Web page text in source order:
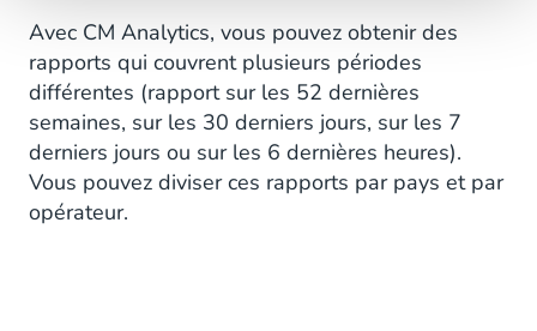
Avec CM Analytics, vous pouvez obtenir des
rapports qui couvrent plusieurs périodes
différentes (rapport sur les 52 dernières
semaines, sur les 30 derniers jours, sur les 7
derniers jours ou sur les 6 dernières heures).
Vous pouvez diviser ces rapports par pays et par
opérateur.